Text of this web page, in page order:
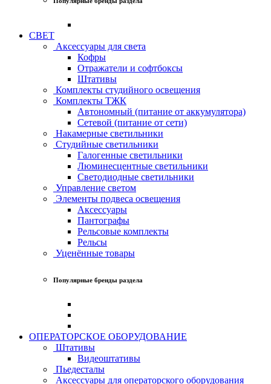
СВЕТ
Аксессуары для света
Кофры
Отражатели и софтбоксы
Штативы
Комплекты студийного освещения
Комплекты ТЖК
Автономный (питание от аккумулятора)
Сетевой (питание от сети)
Накамерные светильники
Студийные светильники
Галогенные светильники
Люминесцентные светильники
Светодиодные светильники
Управление светом
Элементы подвеса освещения
Аксессуары
Пантографы
Рельсовые комплекты
Рельсы
Уценённые товары
Популярные бренды раздела
ОПЕРАТОРСКОЕ ОБОРУДОВАНИЕ
Штативы
Видеоштативы
Пьедесталы
Аксессуары для операторского оборудования